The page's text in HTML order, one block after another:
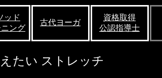
ッド
ニング
古代ヨーガ
資格取得
公認指導士
たい ストレッチ